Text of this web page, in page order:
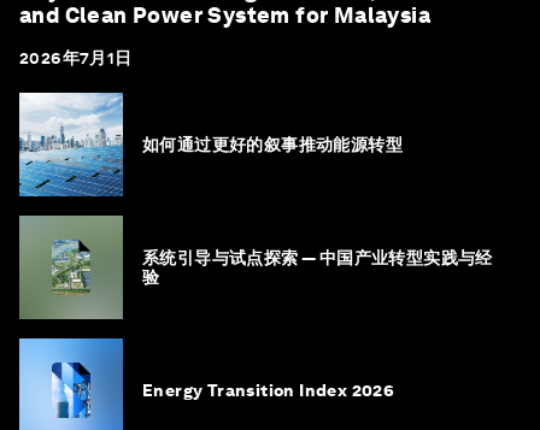
and Clean Power System for Malaysia
2026年7月1日
如何通过更好的叙事推动能源转型
系统引导与试点探索 — 中国产业转型实践与经
验
Energy Transition Index 2026